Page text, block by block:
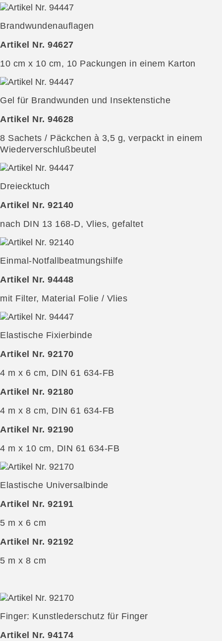
Brandwundenauflagen
Artikel Nr. 94627
10 cm x 10 cm, 10 Packungen in einem Karton
Gel für Brandwunden und Insektenstiche
Artikel Nr. 94628
8 Sachets / Päckchen à 3,5 g, verpackt in einem
Wiederverschlußbeutel
Dreiecktuch
Artikel Nr. 92140
nach DIN 13 168-D, Vlies, gefaltet
Einmal-Notfallbeatmungshilfe
Artikel Nr. 94448
mit Filter, Material Folie / Vlies
Elastische Fixierbinde
Artikel Nr. 92170
4 m x 6 cm, DIN 61 634-FB
Artikel Nr. 92180
4 m x 8 cm, DIN 61 634-FB
Artikel Nr. 92190
4 m x 10 cm, DIN 61 634-FB
Elastische Universalbinde
Artikel Nr. 92191
5 m x 6 cm
Artikel Nr. 92192
5 m x 8 cm
Finger: Kunstlederschutz für Finger
Artikel Nr. 94174